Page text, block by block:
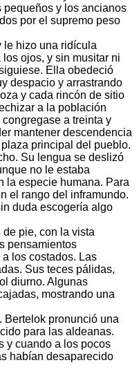
y los ancianos
por el supremo peso
le hizo una ridícula
ojos, y sin musitar ni
Ella obedeció
despacio y arrastrando
y cada rincón de sitio
a la población
a treinta y
mantener descendencia
principal del pueblo.
Su lengua se deslizó
no le estaba
la especie humana. Para
el rango del inframundo.
duda escogería algo
pie, con la vista
pensamientos
los costados. Las
Sus teces pálidas,
diurno. Algunas
mostrando una
Bertelok pronunció una
para las aldeanas.
y cuando a los pocos
habían desaparecido